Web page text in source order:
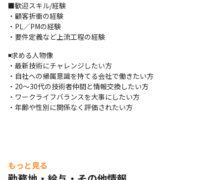
開発が約半数、インフラ系が40％ほど、PMOやRPAエンジニアも
在籍しています。
■主要取引先(一部)
NTTデータCCS/株式会社オージス総研/キヤノンITソリューション
ズ株式会社/CTCシステムマネジメント株式会社　など
■魅力
★社員専用レストランバーがOPEN!★
・案件アサイン時には必ず面談をおこない、希望条件を丁寧にヒ
・研修費用/書籍購入費用全額会社負担などスキルアップサポート
も充実
■歓迎スキル/経験
・顧客折衝の経験
・PL／PMの経験
・要件定義など上流工程の経験
◾️求める人物像
・最新技術にチャレンジしたい方
・自社への帰属意識を持てる会社で働きたい方
・20～30代の技術者仲間と情報交換したい方
・ワークライフバランスを大事にしたい方
・年齢や性別に関係なく評価されたい方
もっと見る